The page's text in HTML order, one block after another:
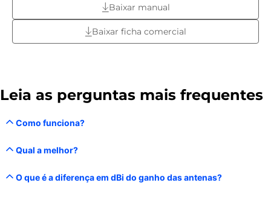
Baixar manual
Baixar ficha comercial
Leia as perguntas mais frequentes
Como funciona?
Qual a melhor?
O que é a diferença em dBi do ganho das antenas?